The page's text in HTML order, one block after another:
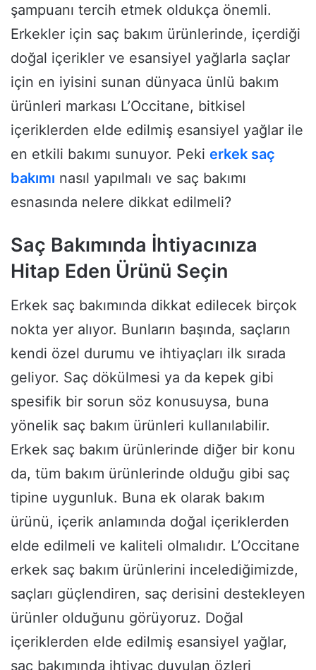
şampuanı tercih etmek oldukça önemli.
Erkekler için saç bakım ürünlerinde, içerdiği
doğal içerikler ve esansiyel yağlarla saçlar
için en iyisini sunan dünyaca ünlü bakım
ürünleri markası L’Occitane, bitkisel
içeriklerden elde edilmiş esansiyel yağlar ile
en etkili bakımı sunuyor. Peki erkek saç
bakımı nasıl yapılmalı ve saç bakımı
esnasında nelere dikkat edilmeli?
Saç Bakımında İhtiyacınıza
Hitap Eden Ürünü Seçin
Erkek saç bakımında dikkat edilecek birçok
nokta yer alıyor. Bunların başında, saçların
kendi özel durumu ve ihtiyaçları ilk sırada
geliyor. Saç dökülmesi ya da kepek gibi
spesifik bir sorun söz konusuysa, buna
yönelik saç bakım ürünleri kullanılabilir.
Erkek saç bakım ürünlerinde diğer bir konu
da, tüm bakım ürünlerinde olduğu gibi saç
tipine uygunluk. Buna ek olarak bakım
ürünü, içerik anlamında doğal içeriklerden
elde edilmeli ve kaliteli olmalıdır. L’Occitane
erkek saç bakım ürünlerini incelediğimizde,
saçları güçlendiren, saç derisini destekleyen
ürünler olduğunu görüyoruz. Doğal
içeriklerden elde edilmiş esansiyel yağlar,
saç bakımında ihtiyaç duyulan özleri